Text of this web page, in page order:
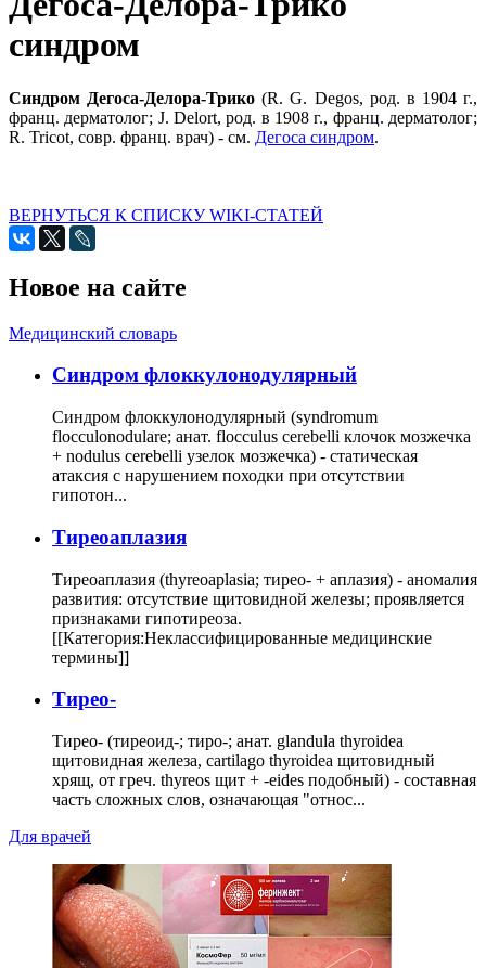
синдром
Синдром Дегоса-Делора-Трико(R. G. Degos, род. в 1904 г.,
франц. дерматолог; J. Delort, род. в 1908 г., франц. дерматолог;
R. Tricot, совр. франц. врач) - см. Дегоса синдром.
ВЕРНУТЬСЯ К СПИСКУ WIKI-СТАТЕЙ
Новое на сайте
Медицинский словарь
Cиндром флоккулонодулярный
Синдром флоккулонодулярный (syndromum
flocculonodulare; анат. flocculus cerebelli клочок мозжечка
+ nodulus cerebelli узелок мозжечка) - статическая
атаксия с нарушением походки при отсутствии
гипотон...
Тиреоаплазия
Тиреоаплазия (thyreoaplasia; тирео- + аплазия) - аномалия
развития: отсутствие щитовидной железы; проявляется
признаками гипотиреоза.
[[Категория:Неклассифицированные медицинские
термины]]
Тирео-
Тирео- (тиреоид-; тиро-; анат. glandula thyroidea
щитовидная железа, cartilago thyroidea щитовидный
хрящ, от греч. thyreos щит + -eides подобный) - составная
часть сложных слов, означающая "относ...
Для врачей